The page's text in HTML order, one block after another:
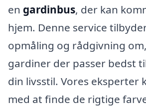
en gardinbus, der kan
hjem. Denne service
opmåling og rådgivning
gardiner der passer bedst
din livsstil. Vores eksperter
med at finde de rigtige